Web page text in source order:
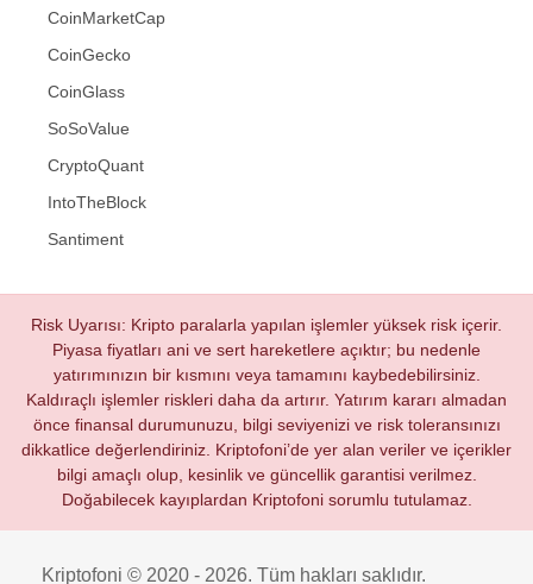
CoinMarketCap
CoinGecko
CoinGlass
SoSoValue
CryptoQuant
IntoTheBlock
Santiment
Risk Uyarısı: Kripto paralarla yapılan işlemler yüksek risk içerir.
Piyasa fiyatları ani ve sert hareketlere açıktır; bu nedenle
yatırımınızın bir kısmını veya tamamını kaybedebilirsiniz.
Kaldıraçlı işlemler riskleri daha da artırır. Yatırım kararı almadan
önce finansal durumunuzu, bilgi seviyenizi ve risk toleransınızı
dikkatlice değerlendiriniz. Kriptofoni’de yer alan veriler ve içerikler
bilgi amaçlı olup, kesinlik ve güncellik garantisi verilmez.
Doğabilecek kayıplardan Kriptofoni sorumlu tutulamaz.
Kriptofoni © 2020 - 2026. Tüm hakları saklıdır.